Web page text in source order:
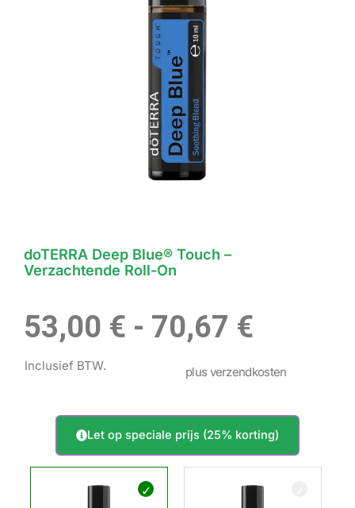
doTERRA Deep Blue® Touch –
Verzachtende Roll-On
53,00 € - 70,67 €
53,00 €
tot
70,67 €
Inclusief BTW. plus verzendkosten
Let op speciale prijs (25% korting)